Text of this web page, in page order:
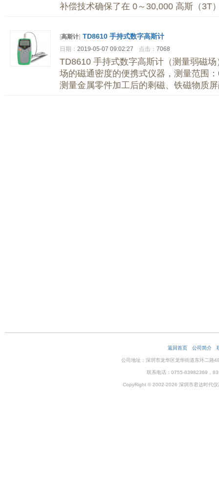
补偿技术确保了在 0～30,000 高斯（3T
[高斯计] TD8610 手持式数字高斯计
日期： 2019-05-07 09:02:27 点击： 7068
TD8610 手持式数字高斯计（测量弱磁
场的磁通密度的便携式仪器，测量范围
测量金属零件加工后的剩磁、铁磁物质
返回首页 公司简介
公司地址：深圳市龙华区龙华街道东环二
联系电话：0755-83982369，
CopyRight © 2002-2026 深圳市君达时代